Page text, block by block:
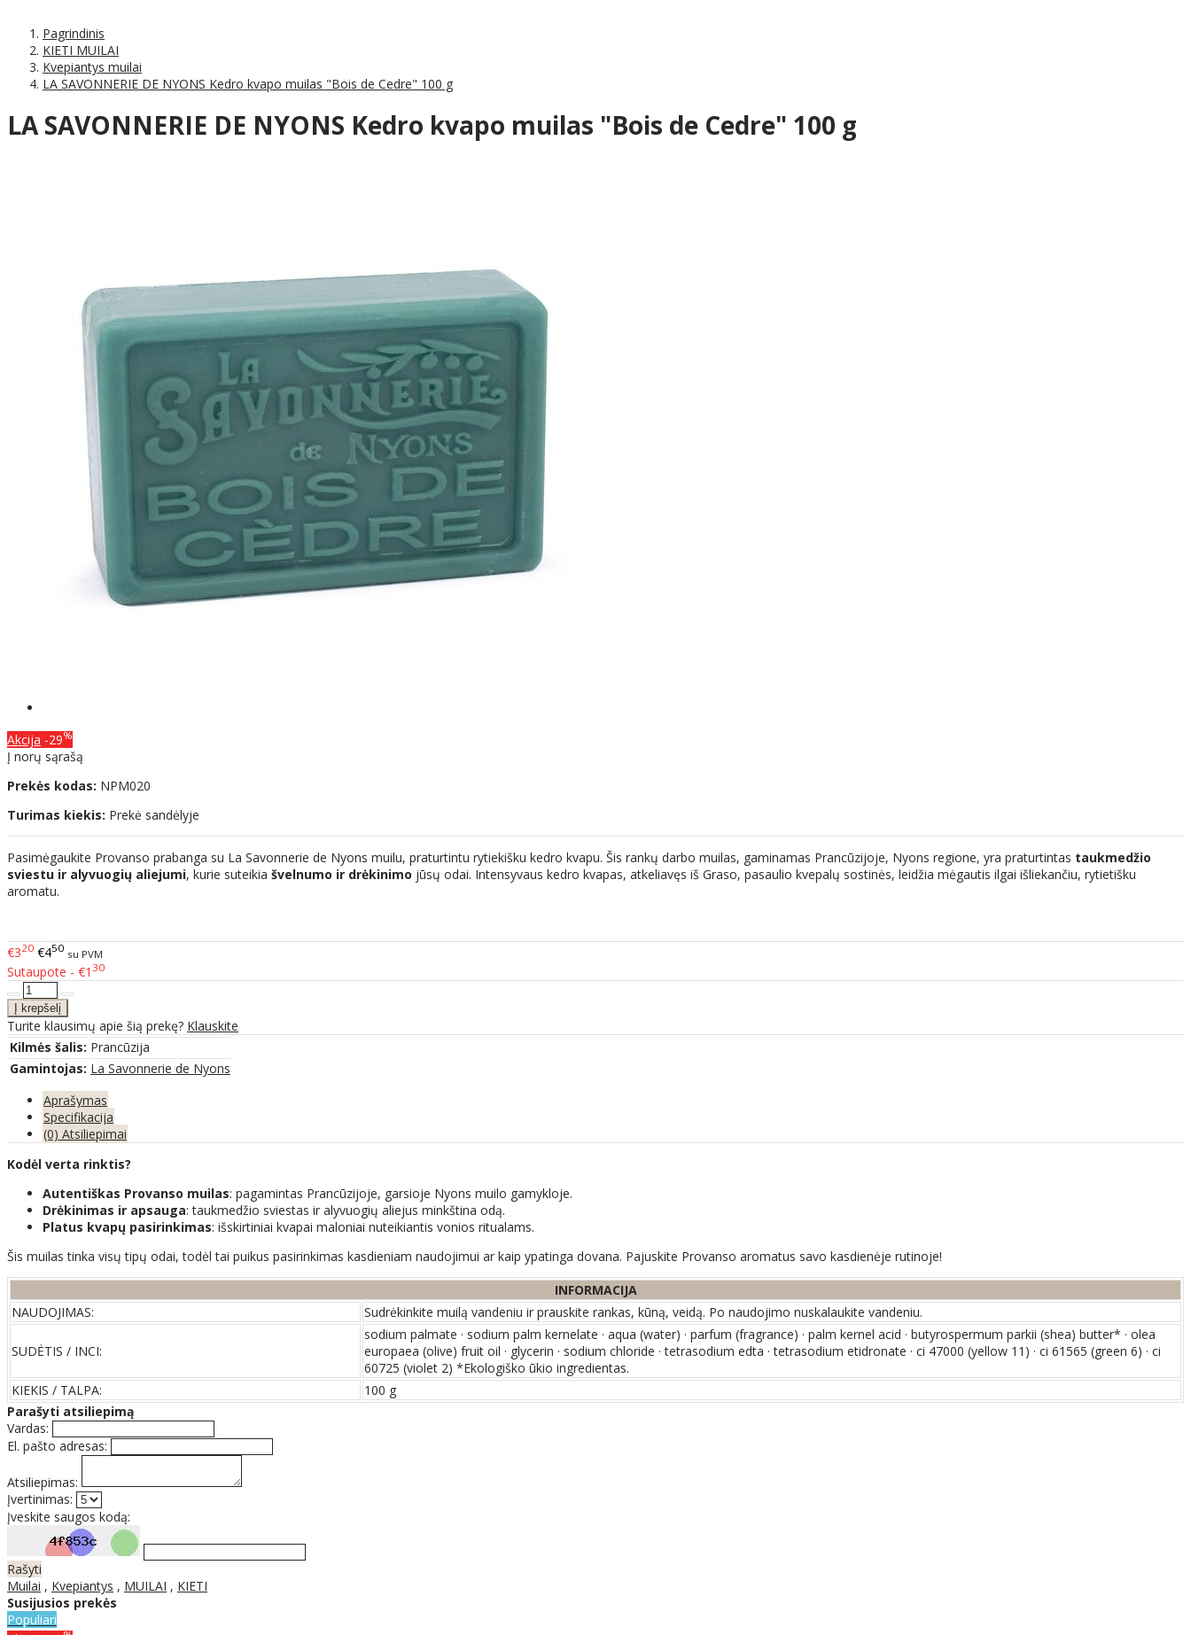
Pagrindinis
KIETI MUILAI
Kvepiantys muilai
LA SAVONNERIE DE NYONS Kedro kvapo muilas "Bois de Cedre" 100 g
LA SAVONNERIE DE NYONS Kedro kvapo muilas "Bois de Cedre" 100 g
Akcija -29%
Į norų sąrašą
Prekės kodas: NPM020
Turimas kiekis: Prekė sandėlyje
Pasimėgaukite Provanso prabanga su La Savonnerie de Nyons muilu, praturtintu rytiekišku kedro kvapu. Šis rankų darbo muilas, gaminamas Prancūzijoje, Nyons regione, yra praturtintas taukmedžio
sviestu ir alyvuogių aliejumi, kurie suteikia švelnumo ir drėkinimo jūsų odai. Intensyvaus kedro kvapas, atkeliavęs iš Graso, pasaulio kvepalų sostinės, leidžia mėgautis ilgai išliekančiu, rytietišku
aromatu.
€320 €450 su PVM
Sutaupote - €1 30
Turite klausimų apie šią prekę? Klauskite
Kilmės šalis: Prancūzija
Gamintojas: La Savonnerie de Nyons
Aprašymas
Specifikacija
(0) Atsiliepimai
Kodėl verta rinktis?
Autentiškas Provanso muilas: pagamintas Prancūzijoje, garsioje Nyons muilo gamykloje.
Drėkinimas ir apsauga: taukmedžio sviestas ir alyvuogių aliejus minkština odą.
Platus kvapų pasirinkimas: išskirtiniai kvapai maloniai nuteikiantis vonios ritualams.
Šis muilas tinka visų tipų odai, todėl tai puikus pasirinkimas kasdieniam naudojimui ar kaip ypatinga dovana. Pajuskite Provanso aromatus savo kasdienėje rutinoje!
INFORMACIJA
NAUDOJIMAS:
Sudrėkinkite muilą vandeniu ir prauskite rankas, kūną, veidą. Po naudojimo nuskalaukite vandeniu.
SUDĖTIS / INCI:
sodium palmate · sodium palm kernelate · aqua (water) · parfum (fragrance) · palm kernel acid · butyrospermum parkii (shea) butter* · olea
europaea (olive) fruit oil · glycerin · sodium chloride · tetrasodium edta · tetrasodium etidronate · ci 47000 (yellow 11) · ci 61565 (green 6) · ci
60725 (violet 2) *Ekologiško ūkio ingredientas.
KIEKIS / TALPA:
100 g
Parašyti atsiliepimą
Vardas:
El. pašto adresas:
Atsiliepimas:
Įvertinimas:
Įveskite saugos kodą:
Rašyti
Muilai , Kvepiantys , MUILAI , KIETI
Susijusios prekės
Populiari